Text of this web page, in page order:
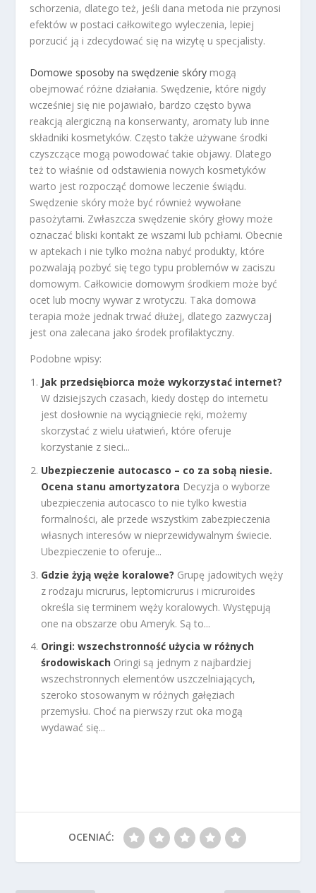
schorzenia, dlatego też, jeśli dana metoda nie przynosi
efektów w postaci całkowitego wyleczenia, lepiej
porzucić ją i zdecydować się na wizytę u specjalisty.
Domowe sposoby na swędzenie skóry mogą
obejmować różne działania. Swędzenie, które nigdy
wcześniej się nie pojawiało, bardzo często bywa
reakcją alergiczną na konserwanty, aromaty lub inne
składniki kosmetyków. Często także używane środki
czyszczące mogą powodować takie objawy. Dlatego
też to właśnie od odstawienia nowych kosmetyków
warto jest rozpocząć domowe leczenie świądu.
Swędzenie skóry może być również wywołane
pasożytami. Zwłaszcza swędzenie skóry głowy może
oznaczać bliski kontakt ze wszami lub pchłami. Obecnie
w aptekach i nie tylko można nabyć produkty, które
pozwalają pozbyć się tego typu problemów w zaciszu
domowym. Całkowicie domowym środkiem może być
ocet lub mocny wywar z wrotyczu. Taka domowa
terapia może jednak trwać dłużej, dlatego zazwyczaj
jest ona zalecana jako środek profilaktyczny.
Podobne wpisy:
Jak przedsiębiorca może wykorzystać internet?
W dzisiejszych czasach, kiedy dostęp do internetu
jest dosłownie na wyciągniecie ręki, możemy
skorzystać z wielu ułatwień, które oferuje
korzystanie z sieci...
Ubezpieczenie autocasco – co za sobą niesie.
Ocena stanu amortyzatora Decyzja o wyborze
ubezpieczenia autocasco to nie tylko kwestia
formalności, ale przede wszystkim zabezpieczenia
własnych interesów w nieprzewidywalnym świecie.
Ubezpieczenie to oferuje...
Gdzie żyją węże koralowe? Grupę jadowitych węży
z rodzaju micrurus, leptomicrurus i micruroides
określa się terminem węży koralowych. Występują
one na obszarze obu Ameryk. Są to...
Oringi: wszechstronność użycia w różnych
środowiskach Oringi są jednym z najbardziej
wszechstronnych elementów uszczelniających,
szeroko stosowanym w różnych gałęziach
przemysłu. Choć na pierwszy rzut oka mogą
wydawać się...
OCENIAĆ: